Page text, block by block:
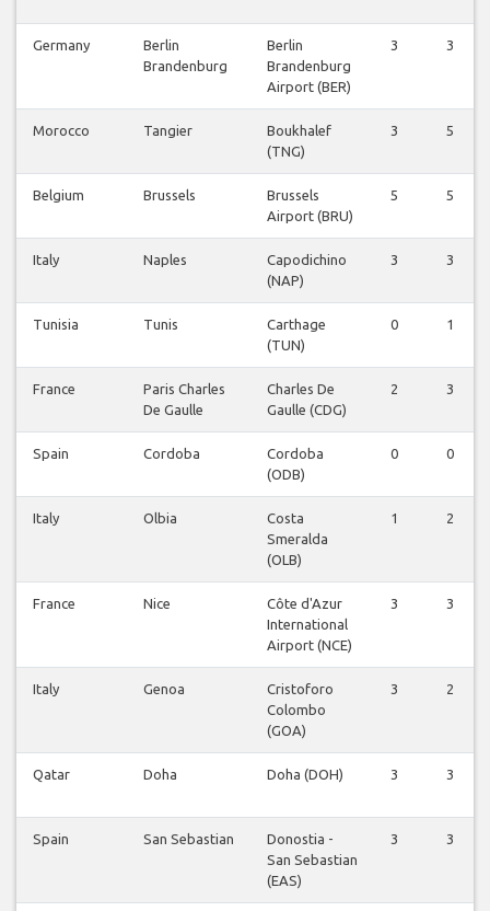
Germany
Berlin
Brandenburg
Berlin
Brandenburg
Airport (BER)
3 3
Morocco Tangier
Boukhalef
(TNG)
3 5
Belgium Brussels
Brussels
Airport (BRU)
5 5
Italy Naples
Capodichino
(NAP)
3 3
Tunisia Tunis
Carthage
(TUN)
0 1
France
Paris Charles
De Gaulle
Charles De
Gaulle (CDG)
2 3
Spain Cordoba
Cordoba
(ODB)
0 0
Italy Olbia
Costa
Smeralda
(OLB)
1 2
France Nice
Côte d'Azur
International
Airport (NCE)
3 3
Italy Genoa
Cristoforo
Colombo
(GOA)
3 2
Qatar Doha Doha (DOH) 3 3
Spain San Sebastian
Donostia -
San Sebastian
(EAS)
3 3